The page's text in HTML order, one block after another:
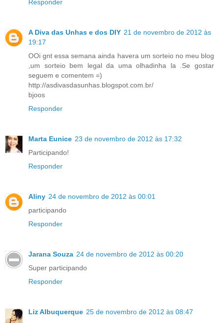
Responder
A Diva das Unhas e dos DIY 21 de novembro de 2012 às
19:17
OOi gnt essa semana ainda havera um sorteio no meu blog
,um sorteio bem legal da uma olhadinha la .Se gostar
seguem e comentem =)
http://asdivasdasunhas.blogspot.com.br/
bjoos
Responder
Marta Eunice 23 de novembro de 2012 às 17:32
Participando!
Responder
Aliny 24 de novembro de 2012 às 00:01
participando
Responder
Jarana Souza 24 de novembro de 2012 às 00:20
Super participando
Responder
Liz Albuquerque 25 de novembro de 2012 às 08:47